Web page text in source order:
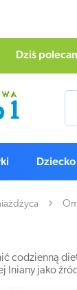
Dziś
codzienną
lniany jako